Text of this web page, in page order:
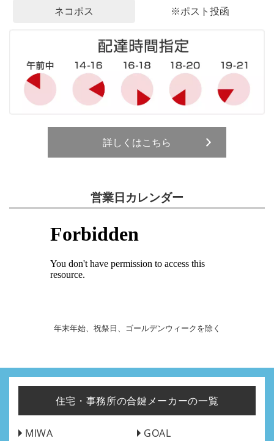
ネコポス ※ポスト投函
詳しくはこちら
営業日カレンダー
年末年始、祝祭日、ゴールデンウィークを除く
住宅・事務所の合鍵メーカーの一覧
MIWA GOAL